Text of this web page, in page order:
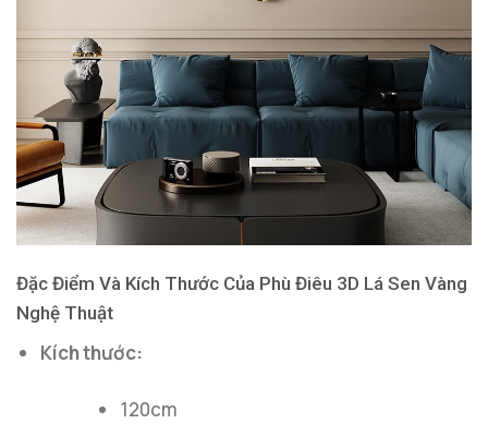
Đặc Điểm Và Kích Thước Của Phù Điêu 3D Lá Sen Vàng
Nghệ Thuật
Kích thước:
120cm